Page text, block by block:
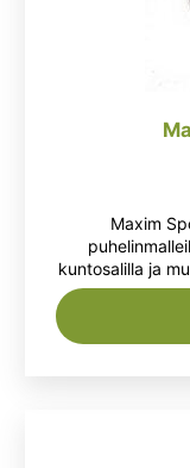
Maxim
kuntosalilla ja